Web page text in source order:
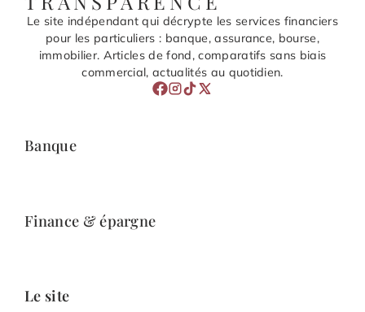
Le site indépendant qui décrypte les services financiers
pour les particuliers : banque, assurance, bourse,
immobilier. Articles de fond, comparatifs sans biais
commercial, actualités au quotidien.
Banque
Finance & épargne
Le site